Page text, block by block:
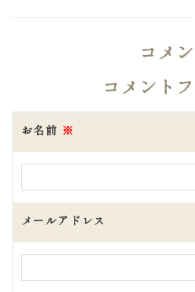
コメ
コメント
お名前 ※
メールアドレス